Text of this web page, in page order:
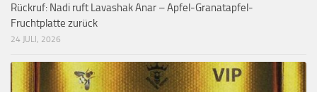
Rückruf: Nadi ruft Lavashak Anar – Apfel-Granatapfel-
Fruchtplatte zurück
24 JULI, 2026